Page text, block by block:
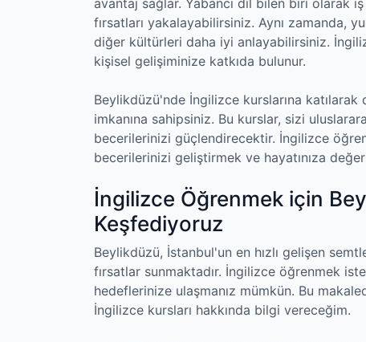
fırsatları yakalayabilirsiniz. Aynı zamanda,
diğer kültürleri daha iyi anlayabilirsiniz.
kişisel gelişiminize katkıda bulunur.
Beylikdüzü'nde İngilizce kurslarına
imkanına sahipsiniz. Bu kurslar, sizi
becerilerinizi güçlendirecektir. İngilizce
becerilerinizi geliştirmek ve hayatınıza
İngilizce Öğrenmek için
Keşfediyoruz
Beylikdüzü, İstanbul'un en hızlı gelişen
fırsatlar sunmaktadır. İngilizce öğrenmek
hedeflerinize ulaşmanız mümkün. Bu
İngilizce kursları hakkında bilgi vereceğim.